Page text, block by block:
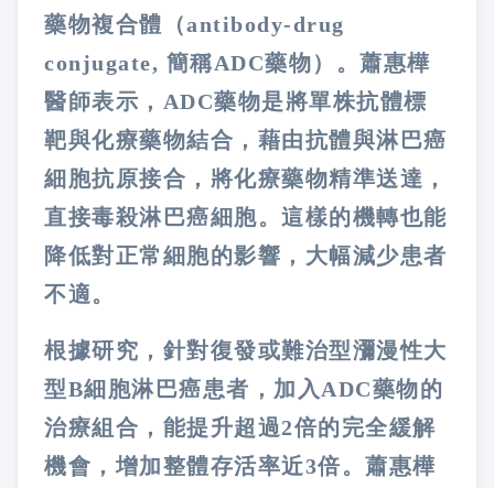
藥物複合體（antibody-drug
conjugate, 簡稱ADC藥物）。蕭惠樺
醫師表示，ADC藥物是將單株抗體標
靶與化療藥物結合，藉由抗體與淋巴癌
細胞抗原接合，將化療藥物精準送達，
直接毒殺淋巴癌細胞。這樣的機轉也能
降低對正常細胞的影響，大幅減少患者
不適。
根據研究，針對復發或難治型瀰漫性大
型B細胞淋巴癌患者，加入ADC藥物的
治療組合，能提升超過2倍的完全緩解
機會，增加整體存活率近3倍。蕭惠樺